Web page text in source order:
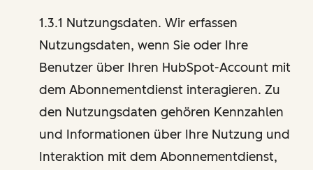
1.3.1 Nutzungsdaten. Wir erfassen
Nutzungsdaten, wenn Sie oder Ihre
Benutzer über Ihren HubSpot-Account mit
dem Abonnementdienst interagieren. Zu
den Nutzungsdaten gehören Kennzahlen
und Informationen über Ihre Nutzung und
Interaktion mit dem Abonnementdienst,